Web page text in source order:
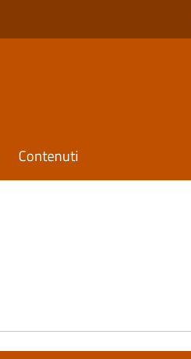
Contenuti